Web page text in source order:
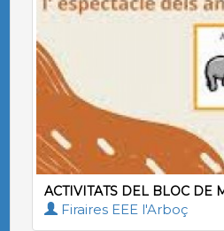
ACTIVITATS DEL BLOC DE
Firaires EEE l'Arboç